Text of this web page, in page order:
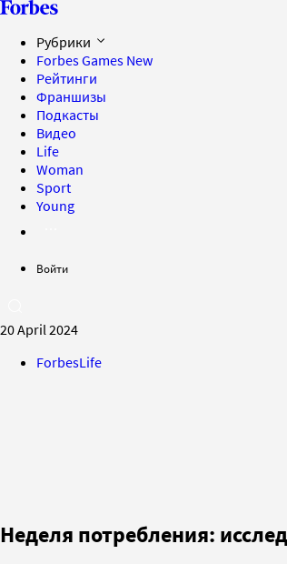
Рубрики
Forbes Games New
Рейтинги
Франшизы
Подкасты
Видео
Life
Woman
Sport
Young
Войти
20 April 2024
ForbesLife
Неделя потребления: